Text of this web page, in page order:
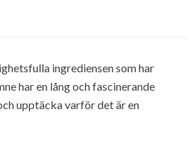
ingrediensen som har
har en lång och fascinerande
upptäcka varför det är en